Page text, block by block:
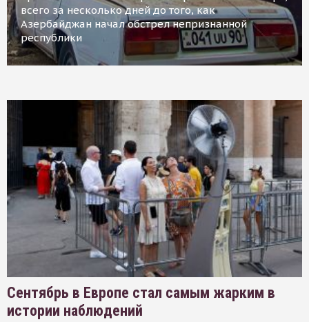
всего за несколько дней до того, как
Азербайджан начал обстрел непризнанной
республики
Сентябрь в Европе стал самым жарким в
истории наблюдений